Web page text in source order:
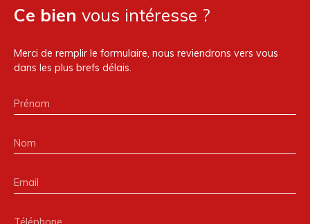
Ce bien vous intéresse ?
Merci de remplir le formulaire, nous reviendrons vers vous
dans les plus brefs délais.
Prénom
Nom
Email